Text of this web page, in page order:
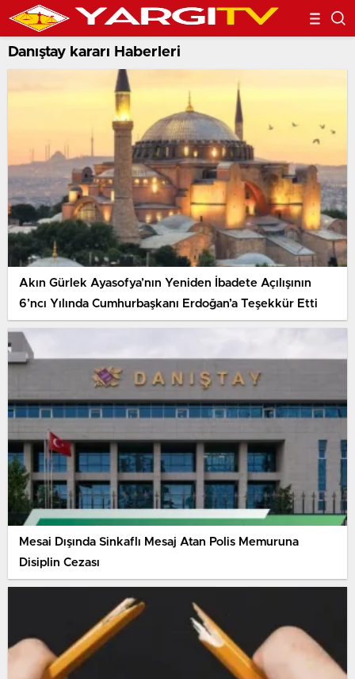
Danıştay kararı Haberleri
Akın Gürlek Ayasofya’nın Yeniden İbadete Açılışının
6’ncı Yılında Cumhurbaşkanı Erdoğan’a Teşekkür Etti
Mesai Dışında Sinkaflı Mesaj Atan Polis Memuruna
Disiplin Cezası